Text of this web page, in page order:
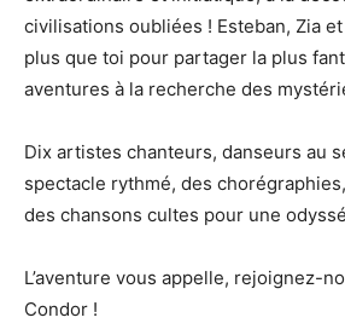
civilisations oubliées ! Esteban, Zia et
plus que toi pour partager la plus
aventures à la recherche des
Dix artistes chanteurs, danseurs au
spectacle rythmé, des
des chansons cultes pour une
L’aventure vous appelle, rejoignez-
Condor !